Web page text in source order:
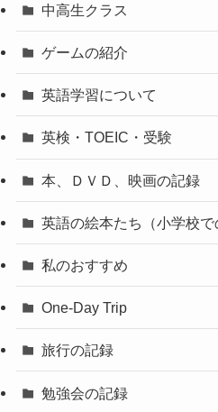
中高生クラス
ゲームの紹介
英語学習について
英検・TOEIC・受験
本、ＤＶＤ、映画の記録
英語の絵本たち（小学校で
私のおすすめ
One-Day Trip
旅行の記録
勉強会の記録